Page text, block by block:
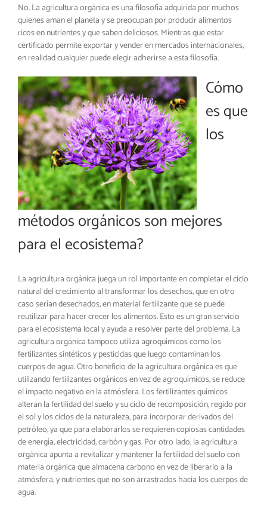
No. La agricultura orgánica es una filosofía adquirida por muchos
quienes aman el planeta y se preocupan por producir alimentos
ricos en nutrientes y que saben deliciosos. Mientras que estar
certificado permite exportar y vender en mercados internacionales,
en realidad cualquier puede elegir adherirse a esta filosofía.
Cómo
es que
los
métodos orgánicos son mejores
para el ecosistema?
La agricultura orgánica juega un rol importante en completar el ciclo
natural del crecimiento al transformar los desechos, que en otro
caso serían desechados, en material fertilizante que se puede
reutilizar para hacer crecer los alimentos. Esto es un gran servicio
para el ecosistema local y ayuda a resolver parte del problema. La
agricultura orgánica tampoco utiliza agroquímicos como los
fertilizantes sintéticos y pesticidas que luego contaminan los
cuerpos de agua. Otro beneficio de la agricultura orgánica es que
utilizando fertilizantes orgánicos en vez de agroquímicos, se reduce
el impacto negativo en la atmósfera. Los fertilizantes químicos
alteran la fertilidad del suelo y su ciclo de recomposición, regido por
el sol y los ciclos de la naturaleza, para incorporar derivados del
petróleo, ya que para elaborarlos se requieren copiosas cantidades
de energía, electricidad, carbón y gas. Por otro lado, la agricultura
orgánica apunta a revitalizar y mantener la fertilidad del suelo con
materia orgánica que almacena carbono en vez de liberarlo a la
atmósfera, y nutrientes que no son arrastrados hacia los cuerpos de
agua.